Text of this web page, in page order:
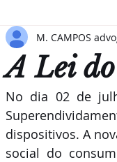
A Lei
M. CAMPOS
No dia 02 de
dispositivos. A
social do